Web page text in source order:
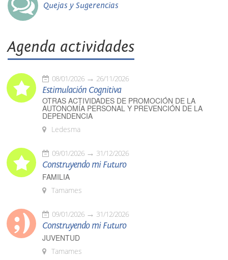
Quejas y Sugerencias
Agenda actividades
08/01/2026 26/11/2026
Estimulación Cognitiva
OTRAS ACTIVIDADES DE PROMOCIÓN DE LA
AUTONOMÍA PERSONAL Y PREVENCIÓN DE LA
DEPENDENCIA
Ledesma
09/01/2026 31/12/2026
Construyendo mi Futuro
FAMILIA
Tamames
09/01/2026 31/12/2026
Construyendo mi Futuro
JUVENTUD
Tamames